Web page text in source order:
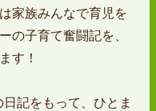
家族みんなで育児を
の子育て奮闘記を、
す！
記をもって、ひとま